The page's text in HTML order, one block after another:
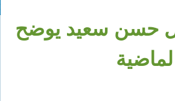
حسن سعيد يوضح